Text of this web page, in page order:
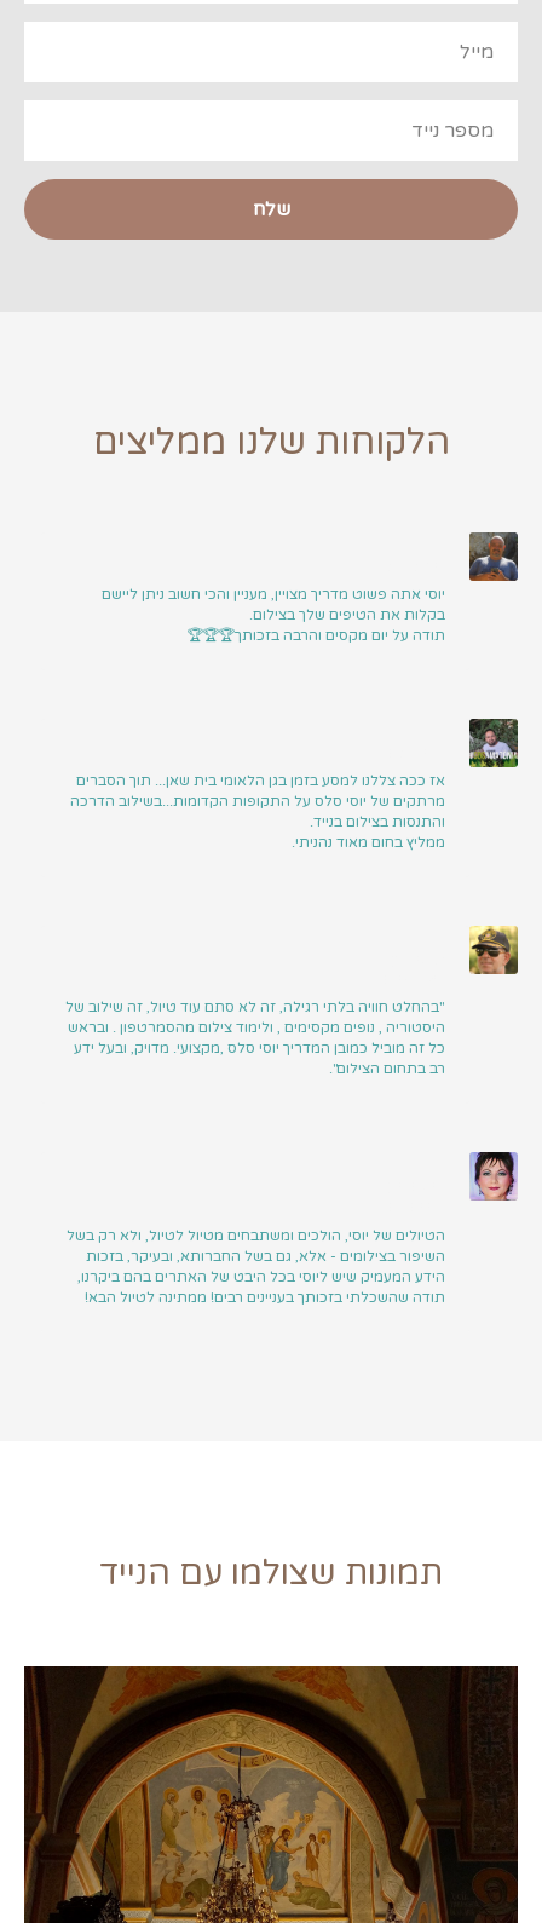
שלח
הלקוחות שלנו ממליצים
יוסי אתה פשוט מדריך מצויין, מעניין והכי חשוב ניתן ליישם
בקלות את הטיפים שלך בצילום.
תודה על יום מקסים והרבה בזכותך🏆🏆🏆
אז ככה צללנו למסע בזמן בגן הלאומי בית שאן... תוך הסברים
מרתקים של יוסי סלס על התקופות הקדומות...בשילוב הדרכה
והתנסות בצילום בנייד.
ממליץ בחום מאוד נהניתי.
"בהחלט חוויה בלתי רגילה, זה לא סתם עוד טיול, זה שילוב של
היסטוריה , נופים מקסימים , ולימוד צילום מהסמרטפון . ובראש
כל זה מוביל כמובן המדריך יוסי סלס ,מקצועי. מדויק, ובעל ידע
רב בתחום הצילום".
הטיולים של יוסי, הולכים ומשתבחים מטיול לטיול, ולא רק בשל
השיפור בצילומים - אלא, גם בשל החברותא, ובעיקר, בזכות
הידע המעמיק שיש ליוסי בכל היבט של האתרים בהם ביקרנו,
תודה שהשכלתי בזכותך בעניינים רבים! ממתינה לטיול הבא!
תמונות שצולמו עם הנייד